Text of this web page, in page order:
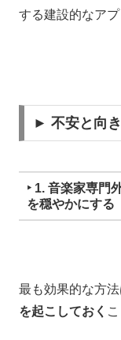
する建設的なアプ
► 不安と向
‣ 1. 音楽家専門
を穏やかにする
最も効果的な方法
を起こしておく